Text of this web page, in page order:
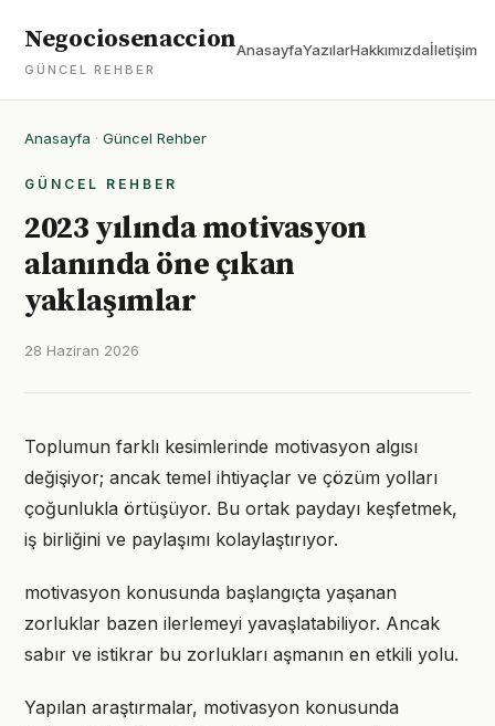
Negociosenaccion
GÜNCEL REHBER
AnasayfaYazılarHakkımızdaİletişim
Anasayfa · Güncel Rehber
GÜNCEL REHBER
2023 yılında motivasyon
alanında öne çıkan
yaklaşımlar
28 Haziran 2026
Toplumun farklı kesimlerinde motivasyon algısı
değişiyor; ancak temel ihtiyaçlar ve çözüm yolları
çoğunlukla örtüşüyor. Bu ortak paydayı keşfetmek,
iş birliğini ve paylaşımı kolaylaştırıyor.
motivasyon konusunda başlangıçta yaşanan
zorluklar bazen ilerlemeyi yavaşlatabiliyor. Ancak
sabır ve istikrar bu zorlukları aşmanın en etkili yolu.
Yapılan araştırmalar, motivasyon konusunda